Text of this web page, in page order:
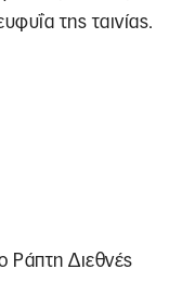
της ταινίας.
Ράπτη Διεθνές